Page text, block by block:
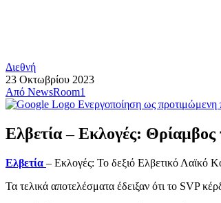
Διεθνή
23 Οκτωβρίου 2023
Από NewsRoom1
Ενεργοποίηση ως
Ελβετία – Εκλογές: Θρίαμβος
Ελβετία – Εκλογές: Το δεξιό Ελβετικό Λαϊκό
Τα τελικά αποτελέσματα έδειξαν ότι το SVP